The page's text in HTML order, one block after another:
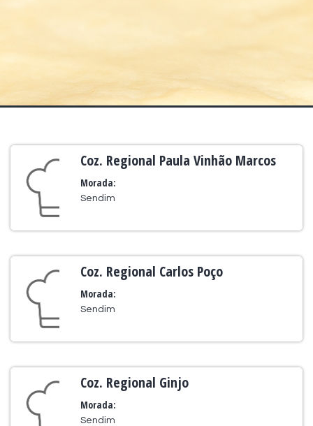
Coz. Regional Paula Vinhão Marcos
Morada:
Sendim
Coz. Regional Carlos Poço
Morada:
Sendim
Coz. Regional Ginjo
Morada:
Sendim